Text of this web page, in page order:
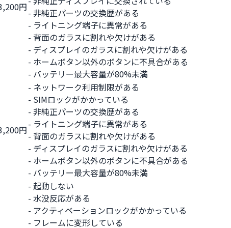
円- 非純正パーツの交換歴がある
- ライトニング端子に異常がある
- 背面のガラスに割れや欠けがある
- ディスプレイのガラスに割れや欠けがある
- ホームボタン以外のボタンに不具合がある
- バッテリー最大容量が80%未満
円
- ネットワーク利用制限がある
- SIMロックがかかっている
- 非純正パーツの交換歴がある
- ライトニング端子に異常がある
- 背面のガラスに割れや欠けがある
- ディスプレイのガラスに割れや欠けがある
- ホームボタン以外のボタンに不具合がある
- バッテリー最大容量が80%未満
- 起動しない
- 水没反応がある
- アクティベーションロックがかかっている
- フレームに変形している